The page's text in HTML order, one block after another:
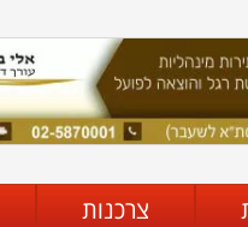
צרכנות